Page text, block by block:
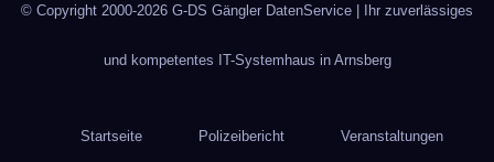
© Copyright 2000-2026 G-DS Gängler DatenService | Ihr zuverlässiges
und kompetentes IT-Systemhaus in Arnsberg
Startseite Polizeibericht Veranstaltungen